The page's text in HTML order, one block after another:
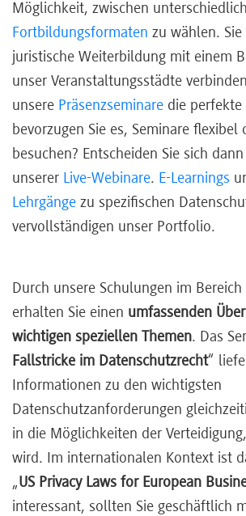
Möglichkeit, zwischen
Fortbildungsformaten zu wählen.
juristische Weiterbildung mit einem
unser Veranstaltungsstädte
unsere Präsenzseminare die
bevorzugen Sie es, Seminare flexibel
besuchen? Entscheiden Sie sich
unserer Live-Webinare. E-Learnings
Lehrgänge zu spezifischen
vervollständigen unser Portfolio.
Durch unsere Schulungen im
erhalten Sie einen umfassenden
wichtigen speziellen Themen. Das
Fallstricke im Datenschutzrecht“
Informationen zu den wichtigsten
Datenschutzanforderungen
in die Möglichkeiten der
wird. Im internationalen Kontext ist
„US Privacy Laws for European
interessant, sollten Sie geschäftlich